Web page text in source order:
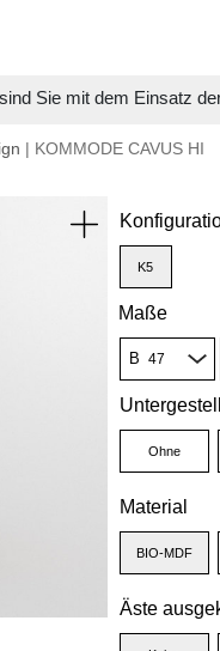
Sie mit dem Einsatz
| KOMMODE CAVUS HI
K5
Maße
B
Untergestell
Ohne
Material
BIO-MDF
Äste